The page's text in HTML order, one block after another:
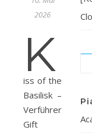
2026
K
iss of the
Basilisk –
Verführerisches
Gift